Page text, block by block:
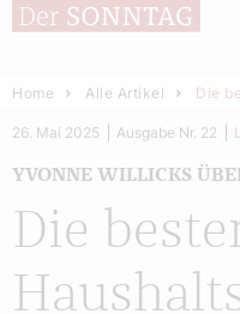
Home Alle Artikel Die
Die
YVONNE WILLICKS
26. Mai 2025 Ausgabe Nr. 22